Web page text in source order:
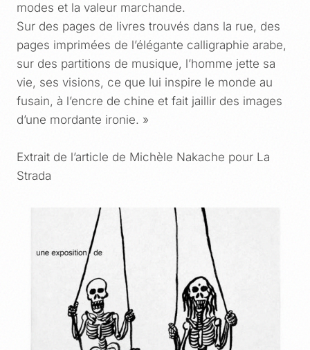
modes et la valeur marchande.
Sur des pages de livres trouvés dans la rue, des
pages imprimées de l’élégante calligraphie arabe,
sur des partitions de musique, l’homme jette sa
vie, ses visions, ce que lui inspire le monde au
fusain, à l’encre de chine et fait jaillir des images
d’une mordante ironie. »
Extrait de l’article de Michèle Nakache pour La
Strada